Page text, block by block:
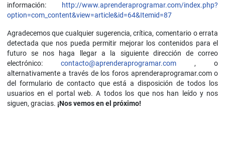
información: http://www.aprenderaprogramar.com/index.php?
option=com_content&view=article&id=64&Itemid=87
Agradecemos que cualquier sugerencia, crítica, comentario o errata
detectada que nos pueda permitir mejorar los contenidos para el
futuro se nos haga llegar a la siguiente dirección de correo
electrónico: contacto@aprenderaprogramar.com, o
alternativamente a través de los foros aprenderaprogramar.com o
del formulario de contacto que está a disposición de todos los
usuarios en el portal web. A todos los que nos han leído y nos
siguen, gracias. ¡Nos vemos en el próximo!